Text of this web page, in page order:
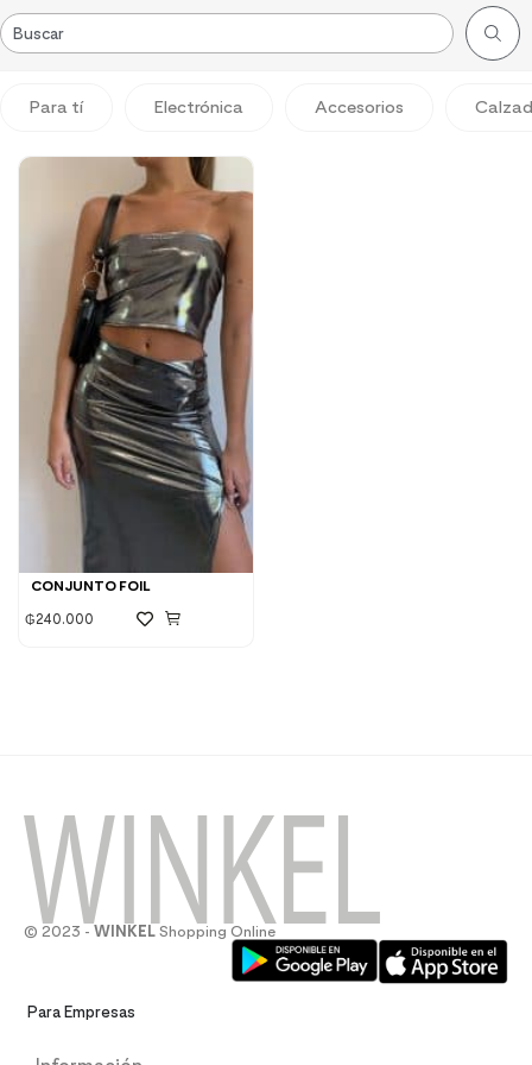
Para tí Electrónica Accesorios
CONJUNTO FOIL
₲240.000
© 2023 - WINKEL Shopping Online
Para Empresas